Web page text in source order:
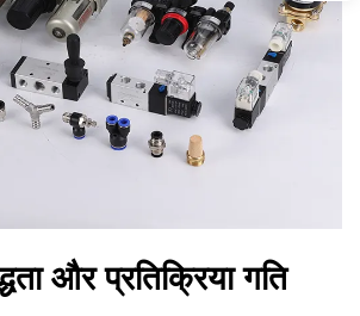
और प्रतिक्रिया गति